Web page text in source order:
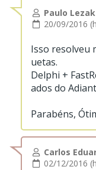
Paulo Lezak
20/09/2016
Isso resolveu
uetas.
Delphi +
ados do
Parabéns,
Carlos
02/12/2016